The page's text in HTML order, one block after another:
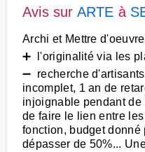
Avis sur ARTE à
Archi et Mettre
➕ l'originalité via les
➖ recherche
incomplet, 1 an de
injoignable pendant
de faire le lien entre
fonction, budget
dépasser de 50%...